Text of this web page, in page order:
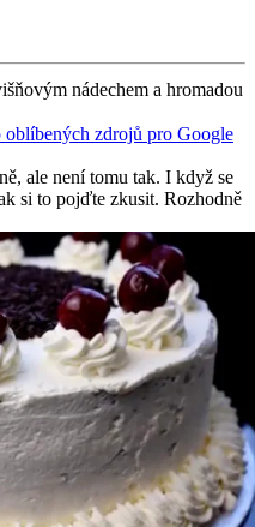
nádechem a hromadou
oblíbených zdrojů pro Google
ale není tomu tak. I když se
si to pojďte zkusit. Rozhodně